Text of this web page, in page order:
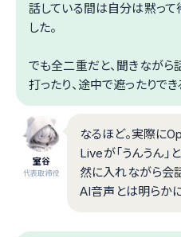
話している間は自分は黙って
した。
でも全二重だと、聞きながら
打ったり、途中で遮ったりでき
室谷
代表取締役
なるほど。実際に
Liveが「うんうん」
然に入れながら会
AI音声とは明らか